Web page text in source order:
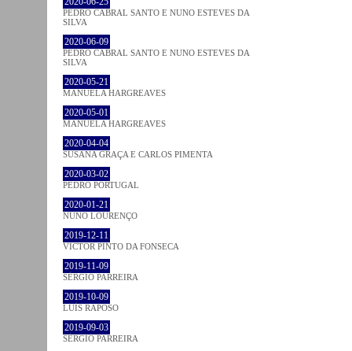
PEDRO CABRAL SANTO E NUNO ESTEVES DA
SILVA
2020-06-09
PEDRO CABRAL SANTO E NUNO ESTEVES DA
SILVA
2020-05-21
MANUELA HARGREAVES
2020-05-01
MANUELA HARGREAVES
2020-04-04
SUSANA GRAÇA E CARLOS PIMENTA
2020-03-02
PEDRO PORTUGAL
2020-01-21
NUNO LOURENÇO
2019-12-11
VICTOR PINTO DA FONSECA
2019-11-09
SÉRGIO PARREIRA
2019-10-09
LUÍS RAPOSO
2019-09-03
SÉRGIO PARREIRA